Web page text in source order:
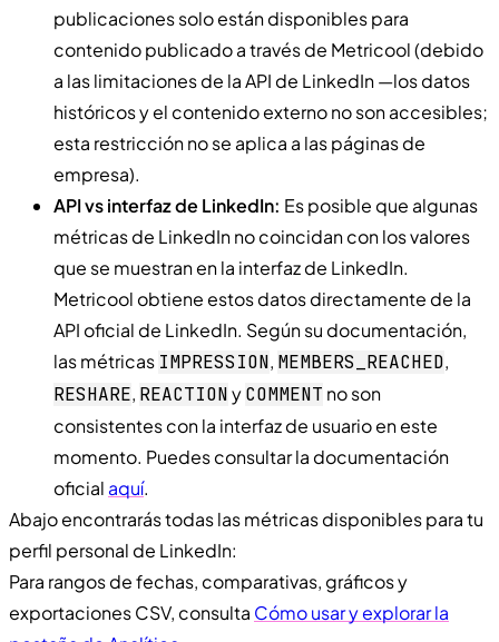
publicaciones solo están disponibles para
contenido publicado a través de Metricool (debido
a las limitaciones de la API de LinkedIn —los datos
históricos y el contenido externo no son accesibles;
esta restricción no se aplica a las páginas de
empresa).
API vs interfaz de LinkedIn: Es posible que algunas
métricas de LinkedIn no coincidan con los valores
que se muestran en la interfaz de LinkedIn.
Metricool obtiene estos datos directamente de la
API oficial de LinkedIn. Según su documentación,
las métricas IMPRESSION, MEMBERS REACHED,
RESHARE, REACTIONyCOMMENT no son
consistentes con la interfaz de usuario en este
momento. Puedes consultar la documentación
oficial aquí.
Abajo encontrarás todas las métricas disponibles para tu
perfil personal de LinkedIn:
Para rangos de fechas, comparativas, gráficos y
exportaciones CSV, consulta Cómo usar y explorar la